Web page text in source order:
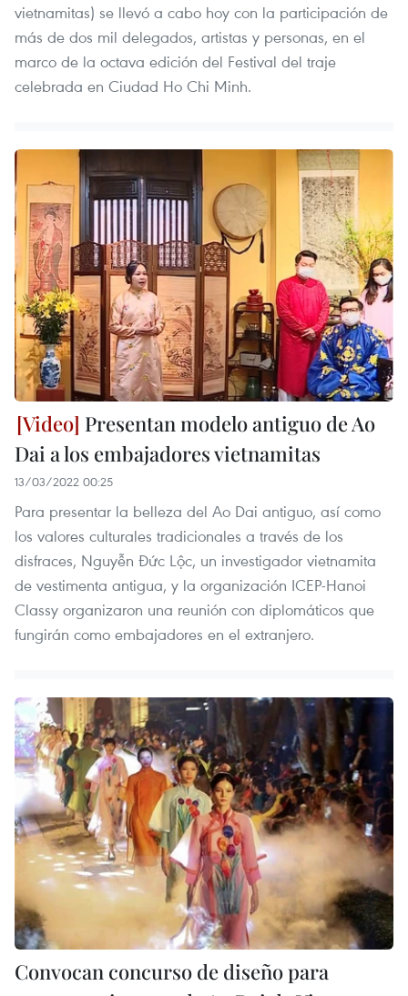
vietnamitas) se llevó a cabo hoy con la participación de
más de dos mil delegados, artistas y personas, en el
marco de la octava edición del Festival del traje
celebrada en Ciudad Ho Chi Minh.
Presentan modelo antiguo de Ao
Dai a los embajadores vietnamitas
13/03/2022 00:25
Para presentar la belleza del Ao Dai antiguo, así como
los valores culturales tradicionales a través de los
disfraces, Nguyễn Đức Lộc, un investigador vietnamita
de vestimenta antigua, y la organización ICEP-Hanoi
Classy organizaron una reunión con diplomáticos que
fungirán como embajadores en el extranjero.
Convocan concurso de diseño para